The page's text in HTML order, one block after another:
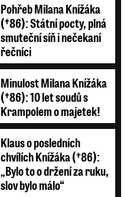
Pohřeb Milana Knížáka
(†86): Státní pocty, plná
smuteční síň i nečekaní
řečníci
Minulost Milana Knížáka
(†86): 10 let soudů s
Krampolem o majetek!
Klaus o posledních
chvílích Knížáka (†86):
„Bylo to o držení za ruku,
slov bylo málo“